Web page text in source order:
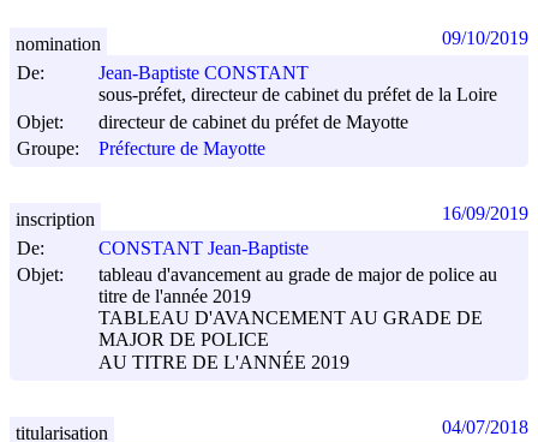
De:
Jean-Baptiste CONSTANT
sous-préfet, directeur de cabinet du préfet de la Loire
Objet:
directeur de cabinet du préfet de Mayotte
Groupe:
Préfecture de Mayotte
nomination 09/10/2019
De:
CONSTANT Jean-Baptiste
Objet:
tableau d'avancement au grade de major de police au
titre de l'année 2019
TABLEAU D'AVANCEMENT AU GRADE DE
MAJOR DE POLICE
AU TITRE DE L'ANNÉE 2019
inscription 16/09/2019
titularisation 04/07/2018